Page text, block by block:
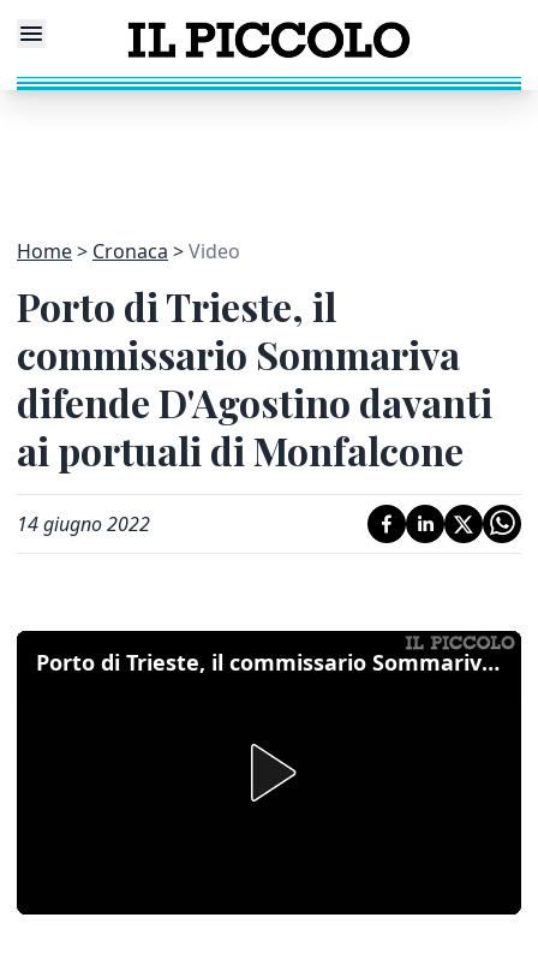
Home Cronaca Video
Porto di Trieste, il
commissario Sommariva
difende D'Agostino davanti
ai portuali di Monfalcone
14 giugno 2022
Porto di Trieste, il commissario Sommariva difende D'Agostino davanti ai portuali di Monfalcone